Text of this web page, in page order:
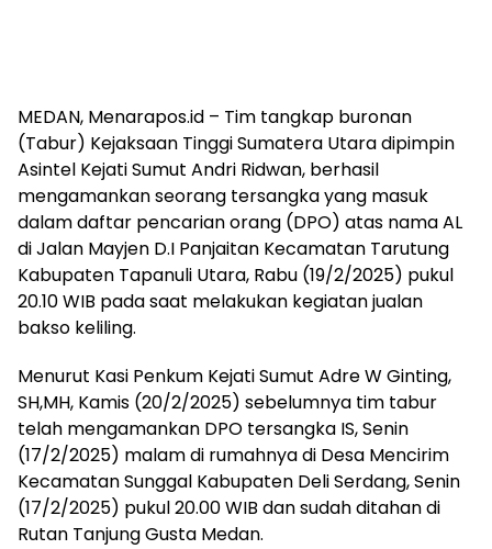
MEDAN, Menarapos.id – Tim tangkap buronan
(Tabur) Kejaksaan Tinggi Sumatera Utara dipimpin
Asintel Kejati Sumut Andri Ridwan, berhasil
mengamankan seorang tersangka yang masuk
dalam daftar pencarian orang (DPO) atas nama AL
di Jalan Mayjen D.I Panjaitan Kecamatan Tarutung
Kabupaten Tapanuli Utara, Rabu (19/2/2025) pukul
20.10 WIB pada saat melakukan kegiatan jualan
bakso keliling.
Menurut Kasi Penkum Kejati Sumut Adre W Ginting,
SH,MH, Kamis (20/2/2025) sebelumnya tim tabur
telah mengamankan DPO tersangka IS, Senin
(17/2/2025) malam di rumahnya di Desa Mencirim
Kecamatan Sunggal Kabupaten Deli Serdang, Senin
(17/2/2025) pukul 20.00 WIB dan sudah ditahan di
Rutan Tanjung Gusta Medan.